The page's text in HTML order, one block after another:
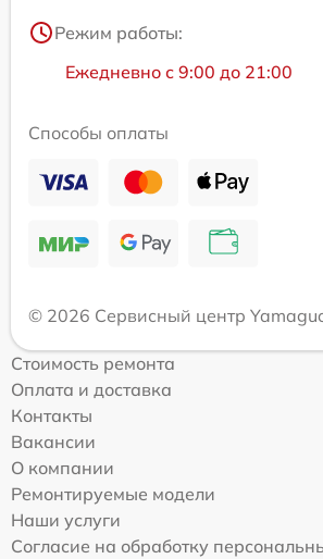
Режим работы:
Ежедневно с 9:00 до 21:00
Способы оплаты
© 2026 Сервисный центр
Стоимость ремонта
Оплата и доставка
Контакты
Вакансии
О компании
Ремонтируемые модели
Наши услуги
Согласие на обработку